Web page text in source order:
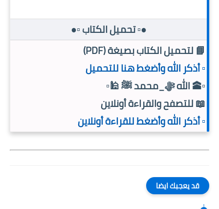
●▫️ تحميل الكتاب ▫️●
📘 لتحميل الكتاب بصيغة (PDF)
▫️ أذكر الله وأضغط هنا للتحميل
▫️🕋 الله ﷻ_محمد ﷺ 🕌▫️
📖 للتصفح والقراءة أونلاين
▫️ أذكر الله وأضغط للقراءة أونلاين
قد يعجبك ايضا